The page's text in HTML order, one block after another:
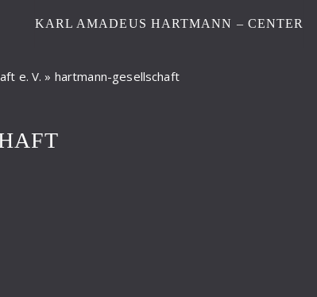
KARL AMADEUS HARTMANN – CENTER
e. V. » hartmann-gesellschaft